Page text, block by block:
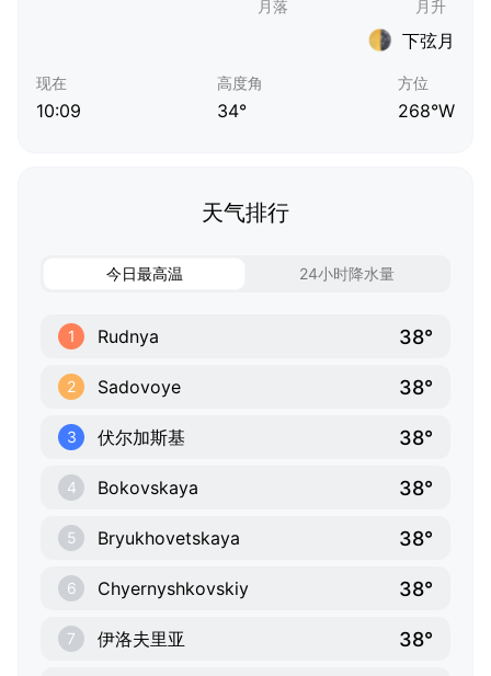
下弦月
现在
10:09
高度角
34°
方位
268°W
天气排行
今日最高温 24小时降水量
1 Rudnya 38°
2 Sadovoye 38°
3 伏尔加斯基 38°
4 Bokovskaya 38°
5 Bryukhovetskaya 38°
6 Chyernyshkovskiy 38°
7 伊洛夫里亚 38°